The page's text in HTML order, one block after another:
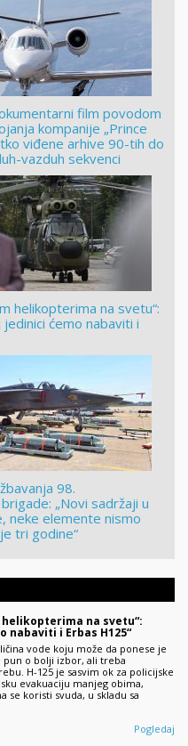
film povodom
kompanije „Prince
viđene arhive 90-tih do
vazduh sekvenci
helikopterima na svetu“:
ćemo nabaviti i
98.
„Novi sadržaji u
neke elemente nismo
tri godine“
helikopterima na svetu“:
i Erbas H125“
vode koju može da ponese je
pun o bolji izbor, ali treba
H-125 je sasvim ok za policijske
evakuaciju manjeg obima,
se koristi svuda, u skladu sa
Pogledaj